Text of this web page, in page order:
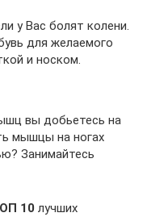
у Вас болят колени.
для желаемого
и носком.
вы добьетесь на
мышцы на ногах
Занимайтесь
10 лучших